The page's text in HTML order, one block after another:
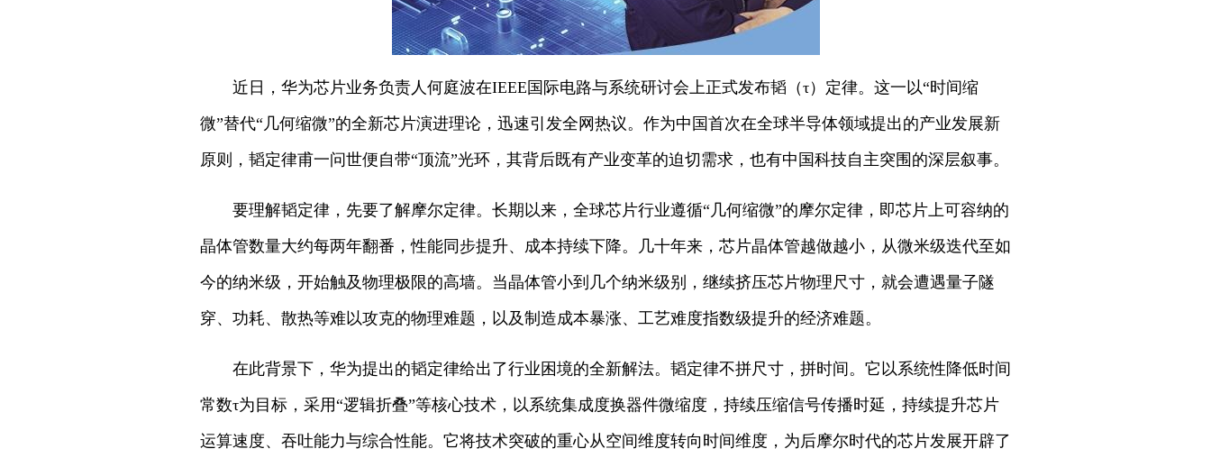
近日，华为芯片业务负责人何庭波在IEEE国际电路与系统研讨会上正式发布韬（τ）定律。这一以“时间缩
微”替代“几何缩微”的全新芯片演进理论，迅速引发全网热议。作为中国首次在全球半导体领域提出的产业发展新
原则，韬定律甫一问世便自带“顶流”光环，其背后既有产业变革的迫切需求，也有中国科技自主突围的深层叙事。
要理解韬定律，先要了解摩尔定律。长期以来，全球芯片行业遵循“几何缩微”的摩尔定律，即芯片上可容纳的
晶体管数量大约每两年翻番，性能同步提升、成本持续下降。几十年来，芯片晶体管越做越小，从微米级迭代至如
今的纳米级，开始触及物理极限的高墙。当晶体管小到几个纳米级别，继续挤压芯片物理尺寸，就会遭遇量子隧
穿、功耗、散热等难以攻克的物理难题，以及制造成本暴涨、工艺难度指数级提升的经济难题。
在此背景下，华为提出的韬定律给出了行业困境的全新解法。韬定律不拼尺寸，拼时间。它以系统性降低时间
常数τ为目标，采用“逻辑折叠”等核心技术，以系统集成度换器件微缩度，持续压缩信号传播时延，持续提升芯片
运算速度、吞吐能力与综合性能。它将技术突破的重心从空间维度转向时间维度，为后摩尔时代的芯片发展开辟了